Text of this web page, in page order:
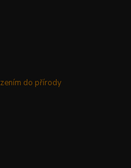
do přírody